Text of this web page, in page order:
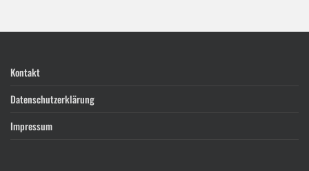
Kontakt
Datenschutzerklärung
Impressum